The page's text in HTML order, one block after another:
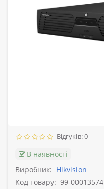
Відгуків: 0
В наявності
Виробник: Hikvision
Код товару: 99-00013574